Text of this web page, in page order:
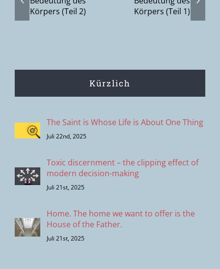
des Körpers
Zudecken hin
Kürzlich
The Saint is Whose Life is About One Thing
Juli 22nd, 2025
Toxic discernment – the clipping effect of
modern decision-making
Juli 21st, 2025
Home. The home we want to offer is the
House of the Father.
Juli 21st, 2025